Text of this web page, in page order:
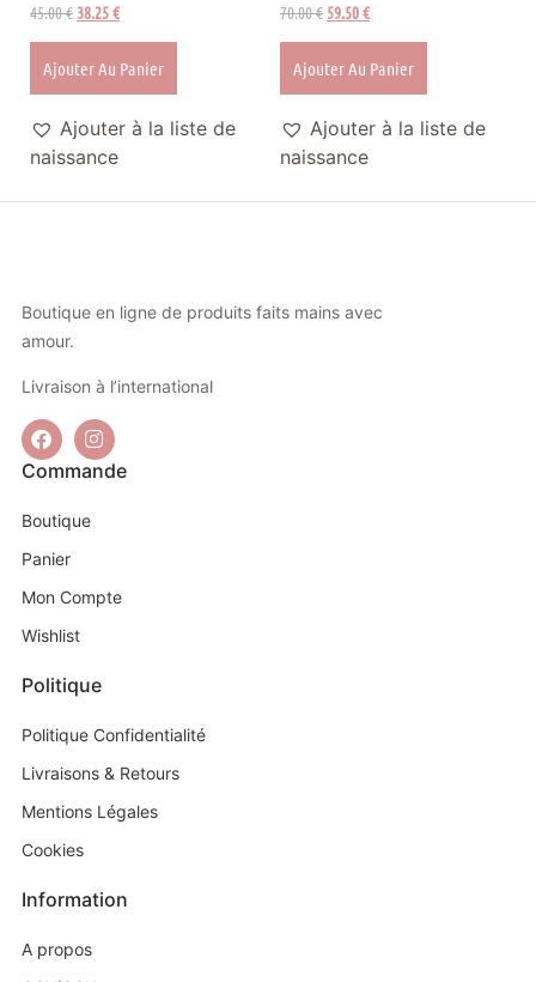
45.00€ 38.25€
Ajouter Au Panier
Ajouter à la liste de
naissance
70.00€ 59.50€
Ajouter Au Panier
Ajouter à la liste de
naissance
Boutique en ligne de produits faits mains avec
amour.
Livraison à l’international
Commande
Boutique
Panier
Mon Compte
Wishlist
Politique
Politique Confidentialité
Livraisons & Retours
Mentions Légales
Cookies
Information
A propos